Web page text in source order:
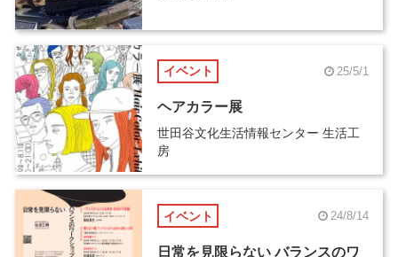
イベント 25/5/1
ヘアカラー展
世田谷文化生活情報センター 生活工
房
イベント 24/8/14
日常を見限らない バランスのワ